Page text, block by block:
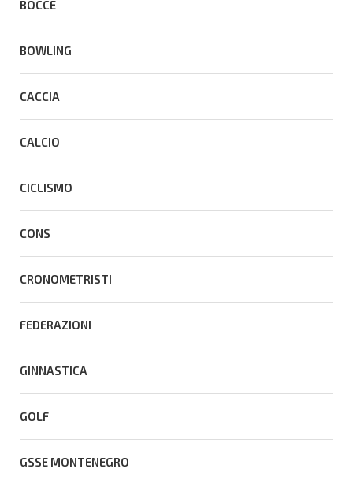
BOCCE
BOWLING
CACCIA
CALCIO
CICLISMO
CONS
CRONOMETRISTI
FEDERAZIONI
GINNASTICA
GOLF
GSSE MONTENEGRO